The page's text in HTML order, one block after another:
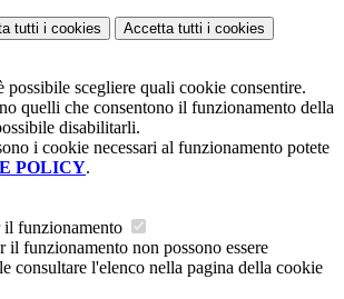
tutti i cookies Accetta tutti i cookies
possibile scegliere quali cookie consentire.
quelli che consentono il funzionamento della
disabilitarli.
i cookie necessari al funzionamento potete
POLICY.
il funzionamento
il funzionamento non possono essere
consultare l'elenco nella pagina della cookie